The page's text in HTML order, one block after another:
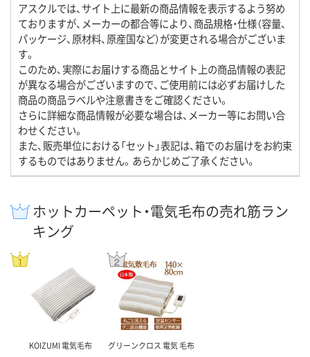
アスクルでは、サイト上に最新の商品情報を表示するよう努め
ておりますが、メーカーの都合等により、商品規格・仕様（容量、
パッケージ、原材料、原産国など）が変更される場合がございま
す。
このため、実際にお届けする商品とサイト上の商品情報の表記
が異なる場合がございますので、ご使用前には必ずお届けした
商品の商品ラベルや注意書きをご確認ください。
さらに詳細な商品情報が必要な場合は、メーカー等にお問い合
わせください。
また、販売単位における「セット」表記は、箱でのお届けをお約束
するものではありません。あらかじめご了承ください。
ホットカーペット・電気毛布の売れ筋ラン
キング
KOIZUMI 電気毛布 グリーンクロス 電気 毛布